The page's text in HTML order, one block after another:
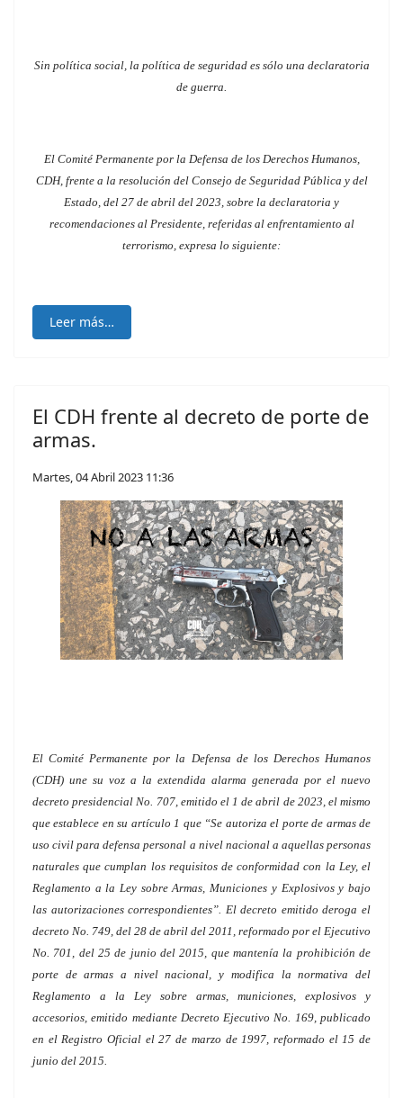
Sin política social, la política de seguridad es sólo una declaratoria
de guerra.
El Comité Permanente por la Defensa de los Derechos Humanos,
CDH, frente a la resolución del Consejo de Seguridad Pública y del
Estado, del 27 de abril del 2023, sobre la declaratoria y
recomendaciones al Presidente, referidas al enfrentamiento al
terrorismo, expresa lo siguiente:
Leer más…
El CDH frente al decreto de porte de
armas.
Martes, 04 Abril 2023 11:36
El Comité Permanente por la Defensa de los Derechos Humanos
(CDH) une su voz a la extendida alarma generada por el nuevo
decreto presidencial No. 707, emitido el 1 de abril de 2023, el mismo
que establece en su artículo 1 que “Se autoriza el porte de armas de
uso civil para defensa personal a nivel nacional a aquellas personas
naturales que cumplan los requisitos de conformidad con la Ley, el
Reglamento a la Ley sobre Armas, Municiones y Explosivos y bajo
las autorizaciones correspondientes”. El decreto emitido deroga el
decreto No. 749, del 28 de abril del 2011, reformado por el Ejecutivo
No. 701, del 25 de junio del 2015, que mantenía la prohibición de
porte de armas a nivel nacional, y modifica la normativa del
Reglamento a la Ley sobre armas, municiones, explosivos y
accesorios, emitido mediante Decreto Ejecutivo No. 169, publicado
en el Registro Oficial el 27 de marzo de 1997, reformado el 15 de
junio del 2015.